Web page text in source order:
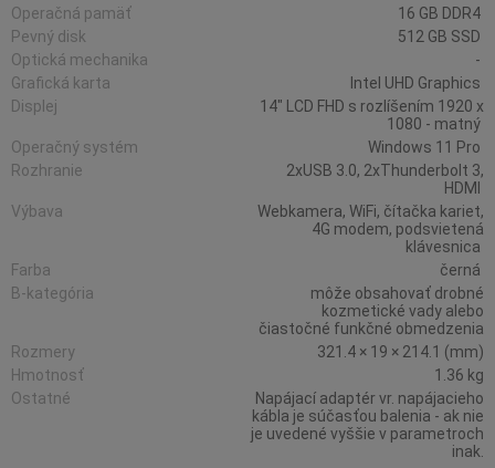
Operačná pamäť
16 GB DDR4
Pevný disk
512 GB SSD
Optická mechanika
-
Grafická karta
Intel UHD Graphics
Displej
14" LCD FHD s rozlíšením 1920 x
1080 - matný
Operačný systém
Windows 11 Pro
Rozhranie
2xUSB 3.0, 2xThunderbolt 3,
HDMI
Výbava
Webkamera, WiFi, čítačka kariet,
4G modem, podsvietená
klávesnica
Farba
černá
B-kategória
môže obsahovať drobné
kozmetické vady alebo
čiastočné funkčné obmedzenia
Rozmery
321.4 × 19 × 214.1 (mm)
Hmotnosť
1.36 kg
Ostatné
Napájací adaptér vr. napájacieho
kábla je súčasťou balenia - ak nie
je uvedené vyššie v parametroch
inak.